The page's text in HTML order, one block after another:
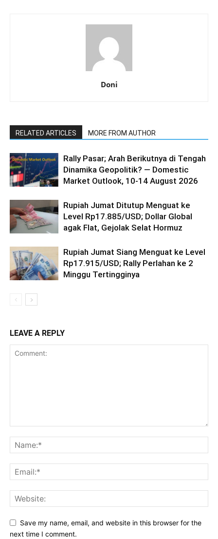
Doni
RELATED ARTICLES MORE FROM AUTHOR
Rally Pasar; Arah Berikutnya di Tengah
Dinamika Geopolitik? — Domestic
Market Outlook, 10-14 August 2026
Rupiah Jumat Ditutup Menguat ke
Level Rp17.885/USD; Dollar Global
agak Flat, Gejolak Selat Hormuz
Rupiah Jumat Siang Menguat ke Level
Rp17.915/USD; Rally Perlahan ke 2
Minggu Tertingginya
LEAVE A REPLY
Save my name, email, and website in this browser for the
next time I comment.